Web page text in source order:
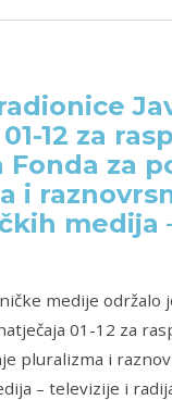
12 za
Fonda za
i
medija
medije održalo
01-12 za
pluralizma i
– televizije i